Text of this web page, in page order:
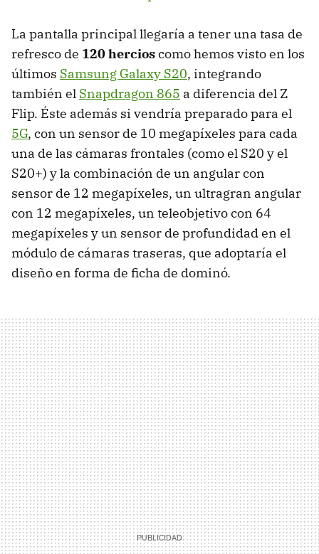
La pantalla principal llegaría a tener una tasa de
refresco de 120 hercioscomo hemos visto en los
últimos Samsung Galaxy S20, integrando
también el Snapdragon 865 a diferencia del Z
Flip. Éste además si vendría preparado para el
5G, con un sensor de 10 megapíxeles para cada
una de las cámaras frontales (como el S20 y el
S20+) y la combinación de un angular con
sensor de 12 megapíxeles, un ultragran angular
con 12 megapíxeles, un teleobjetivo con 64
megapíxeles y un sensor de profundidad en el
módulo de cámaras traseras, que adoptaría el
diseño en forma de ficha de dominó.